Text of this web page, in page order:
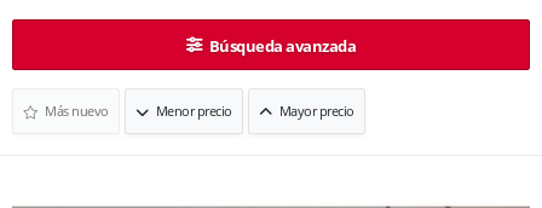
Búsqueda avanzada
Más nuevo Menor precio Mayor precio